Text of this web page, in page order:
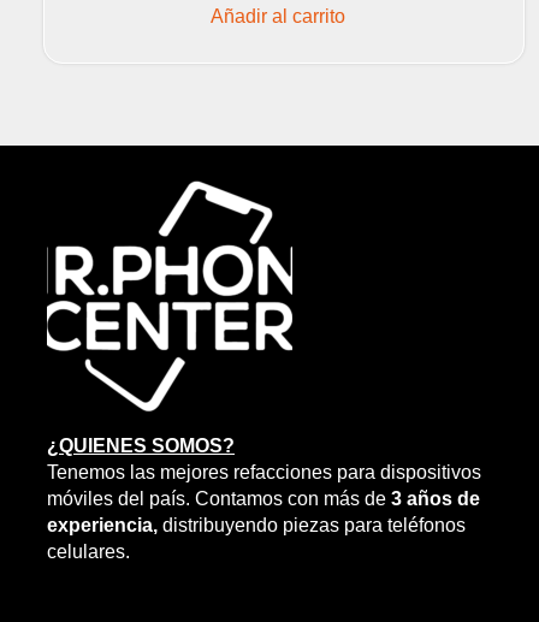
Añadir al carrito
¿QUIENES SOMOS?
Tenemos las mejores refacciones para dispositivos
móviles del país. Contamos con más de 3 años de
experiencia, distribuyendo piezas para teléfonos
celulares.